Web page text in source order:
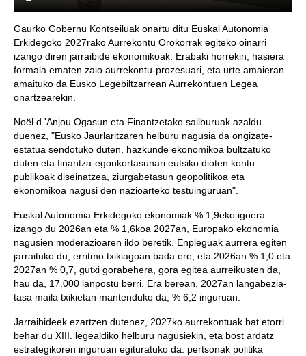
Gaurko Gobernu Kontseiluak onartu ditu Euskal Autonomia
Erkidegoko 2027rako Aurrekontu Orokorrak egiteko oinarri
izango diren jarraibide ekonomikoak. Erabaki horrekin, hasiera
formala ematen zaio aurrekontu-prozesuari, eta urte amaieran
amaituko da Eusko Legebiltzarrean Aurrekontuen Legea
onartzearekin.
Noël d 'Anjou Ogasun eta Finantzetako sailburuak azaldu
duenez, "Eusko Jaurlaritzaren helburu nagusia da ongizate-
estatua sendotuko duten, hazkunde ekonomikoa bultzatuko
duten eta finantza-egonkortasunari eutsiko dioten kontu
publikoak diseinatzea, ziurgabetasun geopolitikoa eta
ekonomikoa nagusi den nazioarteko testuinguruan".
Euskal Autonomia Erkidegoko ekonomiak % 1,9eko igoera
izango du 2026an eta % 1,6koa 2027an, Europako ekonomia
nagusien moderazioaren ildo beretik. Enpleguak aurrera egiten
jarraituko du, erritmo txikiagoan bada ere, eta 2026an % 1,0 eta
2027an % 0,7, gutxi gorabehera, gora egitea aurreikusten da,
hau da, 17.000 lanpostu berri. Era berean, 2027an langabezia-
tasa maila txikietan mantenduko da, % 6,2 inguruan.
Jarraibideek ezartzen dutenez, 2027ko aurrekontuak bat etorri
behar du XIII. legealdiko helburu nagusiekin, eta bost ardatz
estrategikoren inguruan egituratuko da: pertsonak politika